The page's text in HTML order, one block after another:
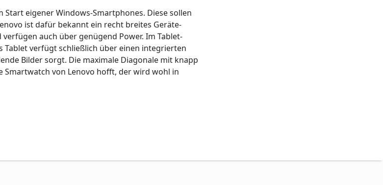
eigener Windows-Smartphones. Diese sollen
ist dafür bekannt ein recht breites Geräte-
auch über genügend Power. Im Tablet-
Tablet verfügt schließlich über einen integrierten
Bilder sorgt. Die maximale Diagonale mit knapp
Smartwatch von Lenovo hofft, der wird wohl in